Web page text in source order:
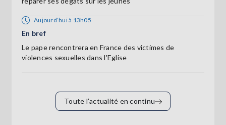
Aujourd’hui à 13h05
En bref
Le pape rencontrera en France des victimes de
violences sexuelles dans l'Eglise
Toute l’actualité en continu